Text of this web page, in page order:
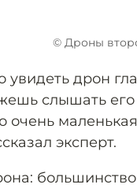
© Дроны
увидеть дрон
слышать
эксперт.